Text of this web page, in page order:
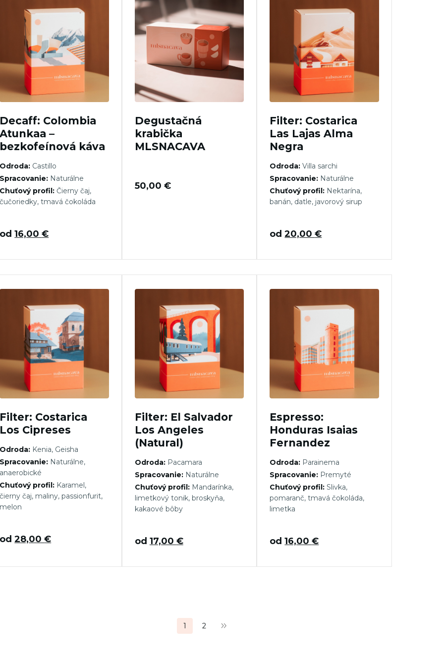
Decaff: Colombia
Atunkaa –
bezkofeínová káva
Odroda: Castillo
Spracovanie: Naturálne
Chuťový profil: Čierny čaj,
čučoriedky, tmavá čokoláda
od16,00€
Degustačná
krabička
MLSNACAVA
50,00 €
Filter: Costarica
Las Lajas Alma
Negra
Odroda: Villa sarchi
Spracovanie: Naturálne
Chuťový profil: Nektarína,
banán, datle, javorový sirup
od20,00€
Filter: Costarica
Los Cipreses
Odroda: Kenia, Geisha
Spracovanie: Naturálne,
anaerobické
Chuťový profil: Karamel,
čierny čaj, maliny, passionfurit,
melon
od28,00€
Filter: El Salvador
Los Angeles
(Natural)
Odroda:Pacamara
Spracovanie:Naturálne
Chuťový profil:Mandarínka,
limetkový tonik, broskyňa,
kakaové bôby
od 17,00 €
Espresso:
Honduras Isaias
Fernandez
Odroda: Parainema
Spracovanie: Premyté
Chuťový profil: Slivka,
pomaranč, tmavá čokoláda,
limetka
od16,00€
1 2